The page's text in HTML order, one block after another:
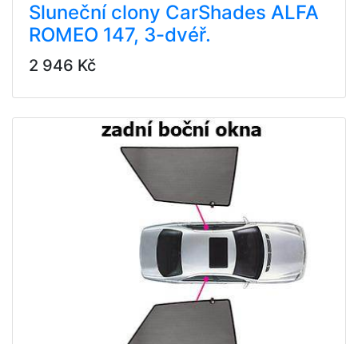
Sluneční clony CarShades ALFA
ROMEO 147, 3-dvéř.
2 946 Kč